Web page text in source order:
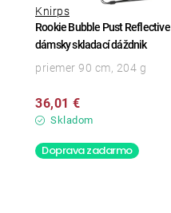
Rookie Bubble Pust Reflective
dámsky skladací dáždnik
Knirps
Skladom
36,01 €
priemer 90 cm, 204 g
Doprava zadarmo